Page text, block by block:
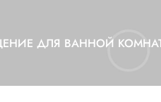
ДЛЯ ВАННОЙ